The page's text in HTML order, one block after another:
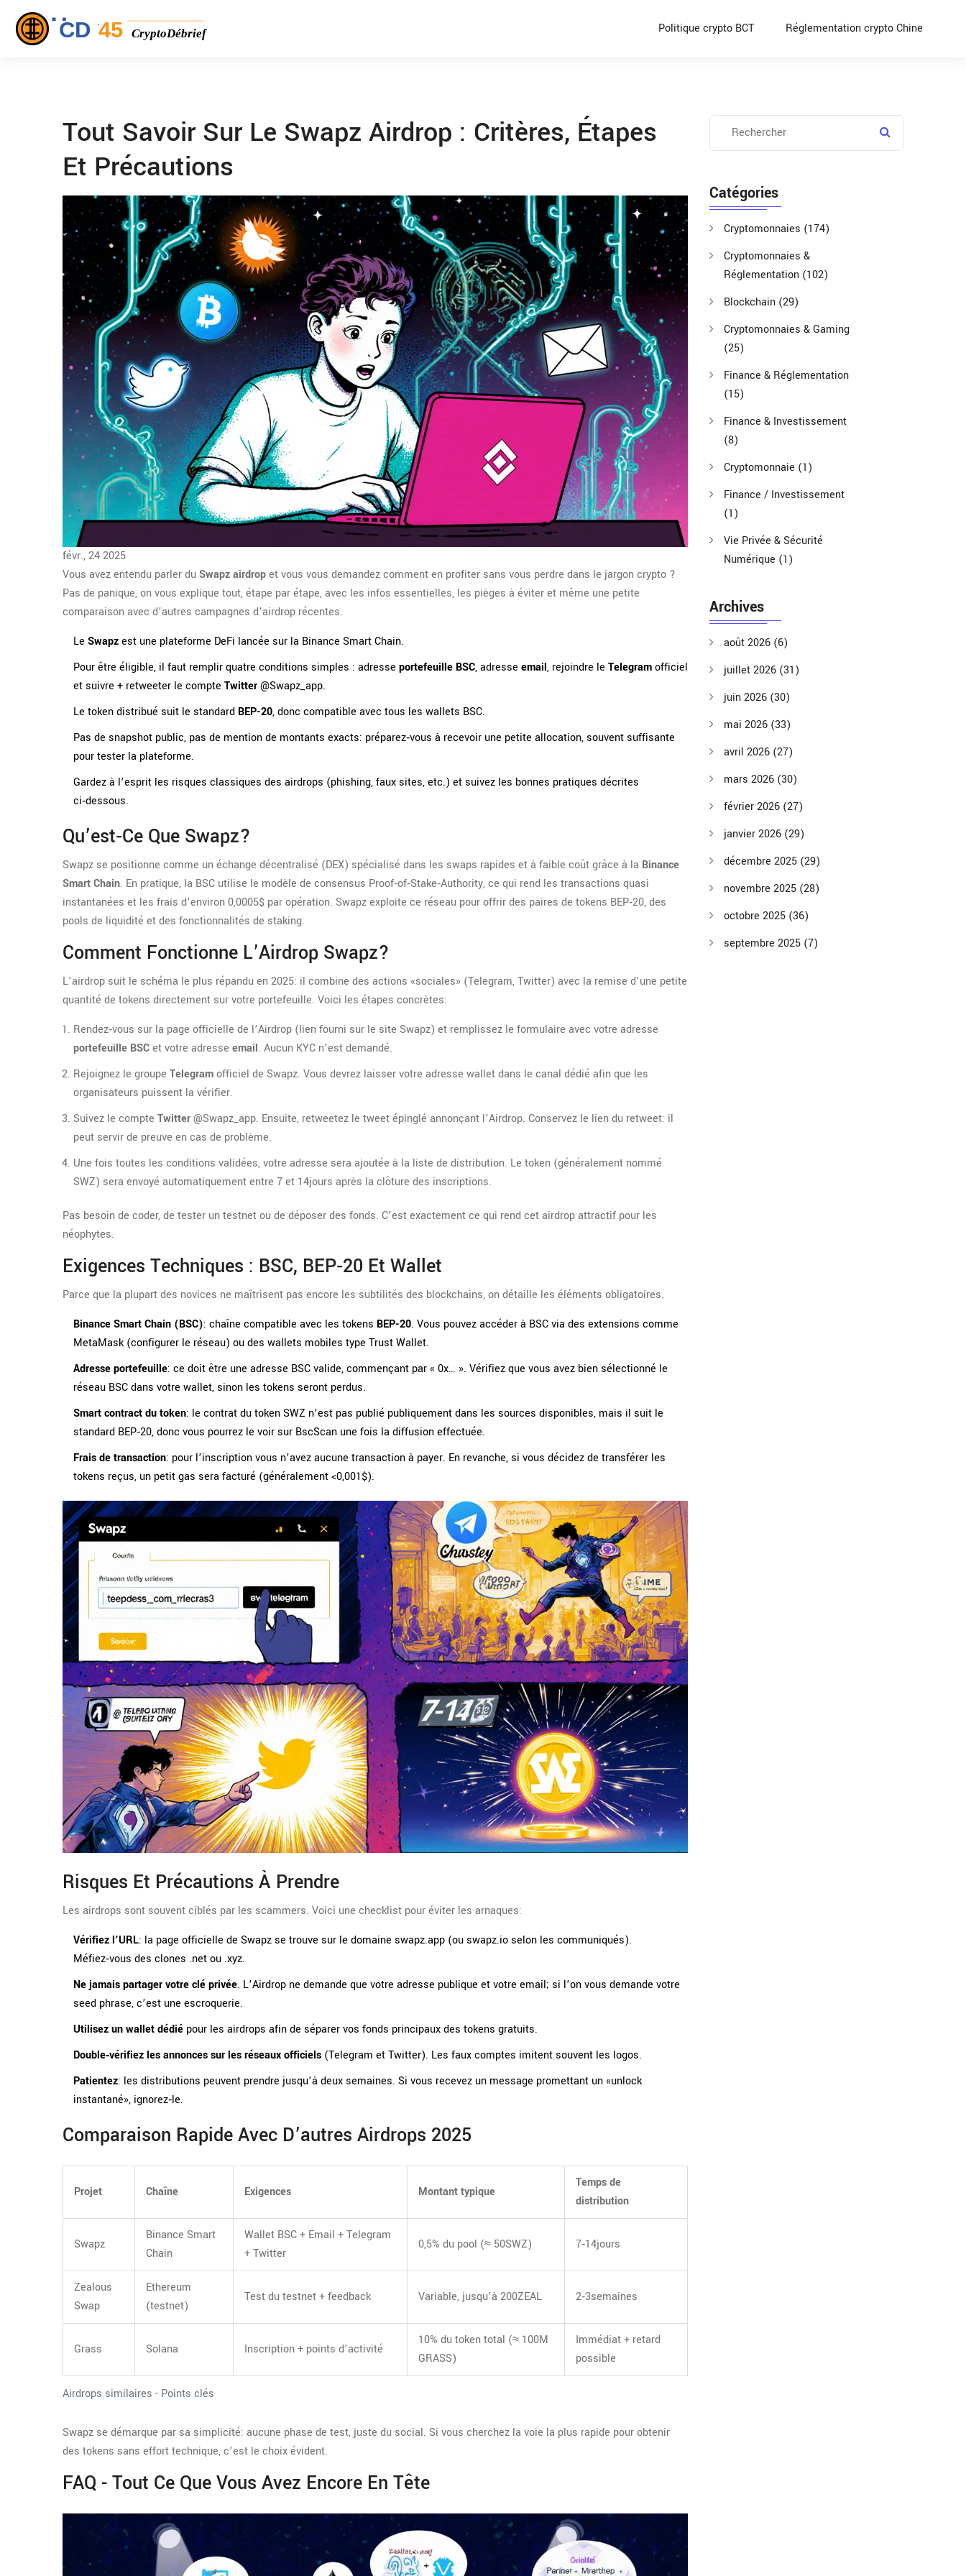
Politique crypto BCT Réglementation crypto Chine
Tout Savoir Sur Le Swapz Airdrop : Critères, Étapes
Et Précautions
févr., 24 2025
Vous avez entendu parler duSwapz airdropet vous vous demandez comment en profiter sans vous perdre dans le jargon crypto ?
Pas de panique, on vous explique tout, étape par étape, avec les infos essentielles, les pièges à éviter et même une petite
comparaison avec d’autres campagnes d’airdrop récentes.
Le Swapzest une plateforme DeFi lancée sur la Binance Smart Chain.
Pour être éligible, il faut remplir quatre conditions simples : adresse portefeuille BSC, adresse email, rejoindre le Telegramofficiel
et suivre + retweeter le compte Twitter@Swapz_app.
Le token distribué suit le standard BEP-20, donc compatible avec tous les wallets BSC.
Pas de snapshot public, pas de mention de montants exacts: préparez‑vous à recevoir une petite allocation, souvent suffisante
pour tester la plateforme.
Gardez à l’esprit les risques classiques des airdrops (phishing, faux sites, etc.) et suivez les bonnes pratiques décrites
ci‑dessous.
Qu’est‑ce Que Swapz?
Swapz se positionne comme un échange décentralisé (DEX) spécialisé dans les swaps rapides et à faible coût grâce à la Binance
Smart Chain. En pratique, la BSC utilise le modèle de consensus Proof‑of‑Stake‑Authority, ce qui rend les transactions quasi
instantanées et les frais d’environ 0,0005$ par opération. Swapz exploite ce réseau pour offrir des paires de tokens BEP‑20, des
pools de liquidité et des fonctionnalités de staking.
Comment Fonctionne L’Airdrop Swapz?
L’airdrop suit le schéma le plus répandu en 2025: il combine des actions «sociales» (Telegram, Twitter) avec la remise d’une petite
quantité de tokens directement sur votre portefeuille. Voici les étapes concrètes:
Rendez‑vous sur la page officielle de l’Airdrop (lien fourni sur le site Swapz) et remplissez le formulaire avec votre adresse
portefeuille BSCet votre adresse email. Aucun KYC n’est demandé.
Rejoignez le groupe Telegramofficiel de Swapz. Vous devrez laisser votre adresse wallet dans le canal dédié afin que les
organisateurs puissent la vérifier.
Suivez le compte Twitter@Swapz_app. Ensuite, retweetez le tweet épinglé annonçant l’Airdrop. Conservez le lien du retweet: il
peut servir de preuve en cas de problème.
Une fois toutes les conditions validées, votre adresse sera ajoutée à la liste de distribution. Le token (généralement nommé
SWZ) sera envoyé automatiquement entre 7 et 14jours après la clôture des inscriptions.
Pas besoin de coder, de tester un testnet ou de déposer des fonds. C’est exactement ce qui rend cet airdrop attractif pour les
néophytes.
Exigences Techniques : BSC, BEP‑20 Et Wallet
Parce que la plupart des novices ne maîtrisent pas encore les subtilités des blockchains, on détaille les éléments obligatoires.
Binance Smart Chain (BSC): chaîne compatible avec les tokens BEP-20. Vous pouvez accéder à BSC via des extensions comme
MetaMask (configurer le réseau) ou des wallets mobiles type Trust Wallet.
Adresse portefeuille: ce doit être une adresse BSC valide, commençant par « 0x… ». Vérifiez que vous avez bien sélectionné le
réseau BSC dans votre wallet, sinon les tokens seront perdus.
Smart contract du token: le contrat du token SWZ n’est pas publié publiquement dans les sources disponibles, mais il suit le
standard BEP‑20, donc vous pourrez le voir sur BscScan une fois la diffusion effectuée.
Frais de transaction: pour l’inscription vous n’avez aucune transaction à payer. En revanche, si vous décidez de transférer les
tokens reçus, un petit gas sera facturé (généralement <0,001$).
Risques Et Précautions À Prendre
Les airdrops sont souvent ciblés par les scammers. Voici une checklist pour éviter les arnaques:
Vérifiez l’URL: la page officielle de Swapz se trouve sur le domaine swapz.app (ou swapz.io selon les communiqués).
Méfiez‑vous des clones .net ou .xyz.
Ne jamais partager votre clé privée. L’Airdrop ne demande que votre adresse publique et votre email; si l’on vous demande votre
seed phrase, c’est une escroquerie.
Utilisez un wallet dédié pour les airdrops afin de séparer vos fonds principaux des tokens gratuits.
Double‑vérifiez les annonces sur les réseaux officiels (Telegram et Twitter). Les faux comptes imitent souvent les logos.
Patientez: les distributions peuvent prendre jusqu’à deux semaines. Si vous recevez un message promettant un «unlock
instantané», ignorez‑le.
Comparaison Rapide Avec D’autres Airdrops 2025
Airdrops similaires - Points clés
Projet Chaîne Exigences Montant typique
Temps de
distribution
Swapz
Binance Smart
Chain
Wallet BSC + Email + Telegram
+ Twitter
0,5% du pool (≈ 50SWZ) 7‑14jours
Zealous
Swap
Ethereum
(testnet)
Test du testnet + feedback Variable, jusqu’à 200ZEAL 2‑3semaines
Grass Solana Inscription + points d’activité
10% du token total (≈ 100M
GRASS)
Immédiat + retard
possible
Swapz se démarque par sa simplicité: aucune phase de test, juste du social. Si vous cherchez la voie la plus rapide pour obtenir
des tokens sans effort technique, c’est le choix évident.
FAQ - Tout Ce Que Vous Avez Encore En Tête
Catégories
Cryptomonnaies (174)
Cryptomonnaies &
Réglementation (102)
Blockchain (29)
Cryptomonnaies & Gaming
(25)
Finance & Réglementation
(15)
Finance & Investissement
(8)
Cryptomonnaie (1)
Finance / Investissement
(1)
Vie Privée & Sécurité
Numérique (1)
Archives
août 2026 (6)
juillet 2026 (31)
juin 2026 (30)
mai 2026 (33)
avril 2026 (27)
mars 2026 (30)
février 2026 (27)
janvier 2026 (29)
décembre 2025 (29)
novembre 2025 (28)
octobre 2025 (36)
septembre 2025 (7)